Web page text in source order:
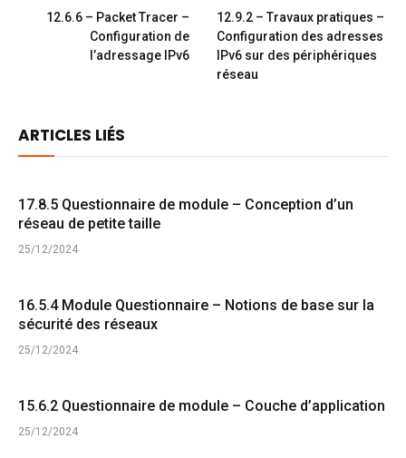
12.6.6 – Packet Tracer –
Configuration de
l’adressage IPv6
12.9.2 – Travaux pratiques –
Configuration des adresses
IPv6 sur des périphériques
réseau
ARTICLES LIÉS
17.8.5 Questionnaire de module – Conception d’un
réseau de petite taille
25/12/2024
16.5.4 Module Questionnaire – Notions de base sur la
sécurité des réseaux
25/12/2024
15.6.2 Questionnaire de module – Couche d’application
25/12/2024